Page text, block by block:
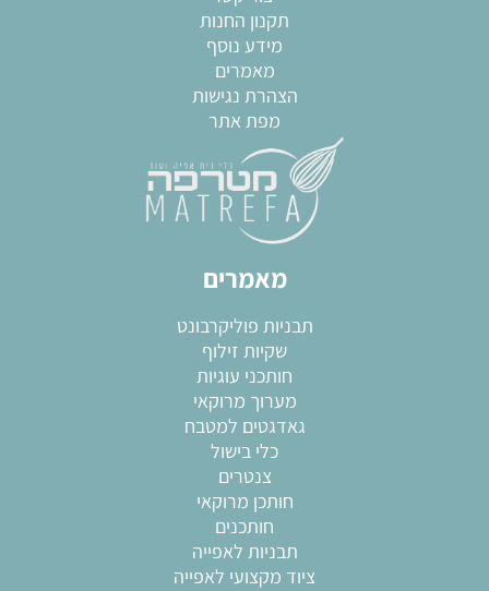
תקנון החנות
מידע נוסף
מאמרים
הצהרת נגישות
מפת אתר
מאמרים
תבניות פוליקרבונט
שקיות זילוף
חותכני עוגיות
מערוך מרוקאי
גאדגטים למטבח
כלי בישול
צנטרים
חותכן מרוקאי
חותכנים
תבניות לאפייה
ציוד מקצועי לאפייה